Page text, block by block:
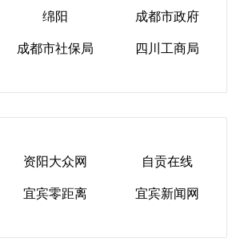
四川警察网
雅安
绵阳
绵阳
成都市政府
成都市政府
成都市社保局
四川工商局
资阳大众网
资阳大众网
自贡在线
自贡在线
宜宾零距离
宜宾新闻网